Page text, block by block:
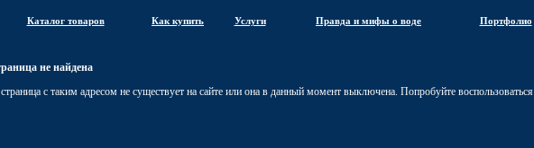
Каталог товаров Как купить Услуги Правда и мифы о воде Портфолио
не найдена
с таким адресом не существует на сайте или она в данный момент выключена. Попробуйте воспользоваться